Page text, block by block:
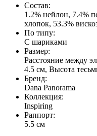
Состав:
1.2% нейлон, 7.4%
хлопок, 53.3%
По типу:
С шариками
Размер:
Расстояние между
4.5 см, Высота
Бренд:
Dana Panorama
Коллекция:
Inspiring
Раппорт:
5.5 см